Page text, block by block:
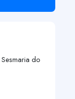
do